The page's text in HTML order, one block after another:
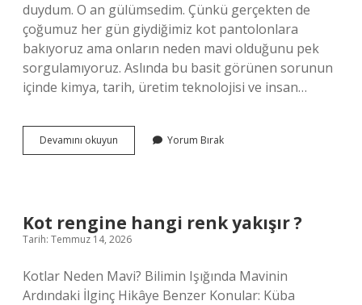
duydum. O an gülümsedim. Çünkü gerçekten de
çoğumuz her gün giydiğimiz kot pantolonlara
bakıyoruz ama onların neden mavi olduğunu pek
sorgulamıyoruz. Aslında bu basit görünen sorunun
içinde kimya, tarih, üretim teknolojisi ve insan…
Devamını okuyun
rengine
Yorum Bırak
Kot rengine hangi renk yakışır ?
Tarih: Temmuz 14, 2026
Kotlar Neden Mavi? Bilimin Işığında Mavinin
Ardındaki İlginç Hikâye Benzer Konular: Küba